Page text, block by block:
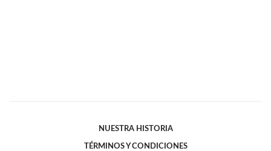
NUESTRA HISTORIA
TÉRMINOS Y CONDICIONES